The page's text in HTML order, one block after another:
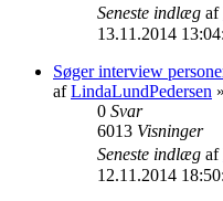
Seneste indlæg af
13.11.2014
Søger interview
afLindaLundPedersen
0 Svar
6013 Visninger
Seneste indlæg af
12.11.2014